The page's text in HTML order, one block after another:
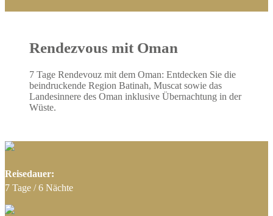
Rendezvous mit Oman
7 Tage Rendevouz mit dem Oman: Entdecken Sie die
beindruckende Region Batinah, Muscat sowie das
Landesinnere des Oman inklusive Übernachtung in der
Wüste.
Reisedauer:
7 Tage / 6 Nächte